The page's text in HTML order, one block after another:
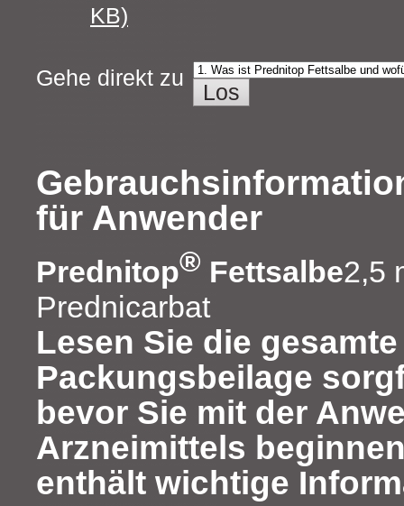
KB)
Gehe direkt zu
für Anwender
Prednitop® Fettsalbe2,5
Prednicarbat
Lesen Sie die gesamte
Packungsbeilage
bevor Sie mit der
Arzneimittels
enthält wichtige